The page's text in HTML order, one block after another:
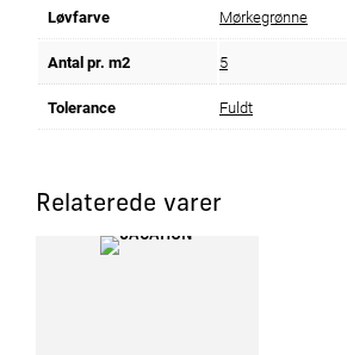
Løvfarve Mørkegrønne
Antal pr. m2 5
Tolerance Fuldt
Relaterede varer